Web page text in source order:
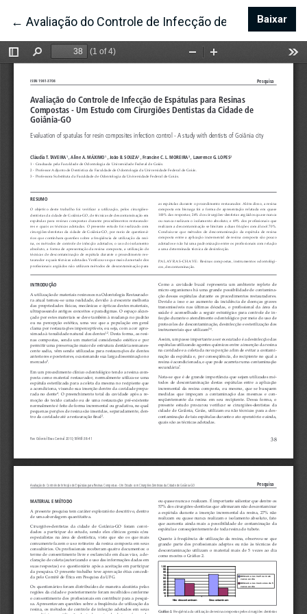
←Voltar aos Detalhes do Artigo
Avaliação do Controle de Infecção de Espátulas
Baixar